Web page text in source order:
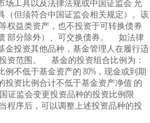
场工具以及法律法规或中国证监会 允
（但须符合中国证监会相关规定）。该
权益类资产，也不投资于可转换债券
部分除外）、可交换债券。 如法律
金投资其他品种，基金管理人在履行适
资范围。 基金的投资组合比例为：
不低于基金资产的 80%，现金或到期
投资比例合计不低于基金资产净值 的
证监会变更投资品种的投资比例限
程序后，可以调整上述投资品种的投